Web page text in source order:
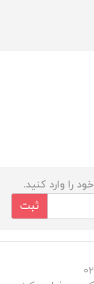
را وارد کنید.
ثبت